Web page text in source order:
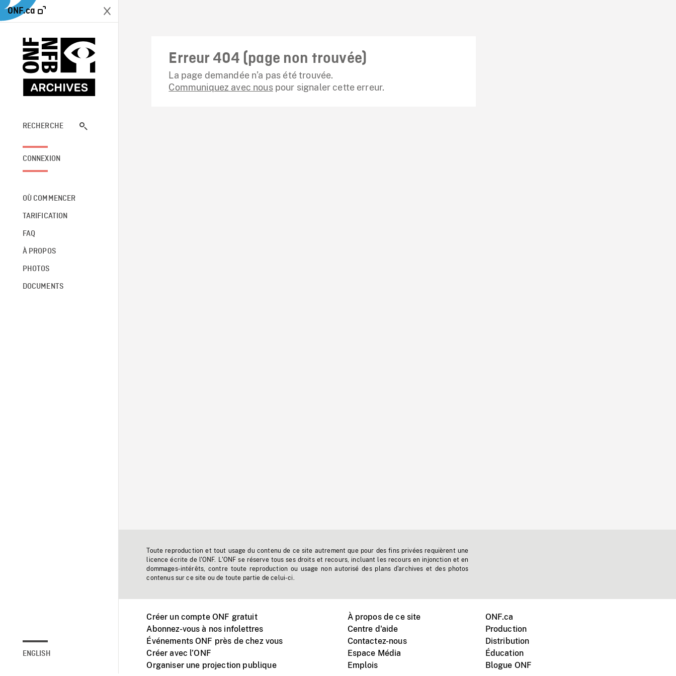
ONF.ca
RECHERCHE
CONNEXION
OÙ COMMENCER
TARIFICATION
FAQ
À PROPOS
PHOTOS
DOCUMENTS
ENGLISH
Erreur 404 (page non trouvée)
La page demandée n’a pas été trouvée.
Communiquez avec nouspour signaler cette erreur.
Toute reproduction et tout usage du contenu de ce site autrement que pour des fins privées requièrent une
licence écrite de l'ONF. L'ONF se réserve tous ses droits et recours, incluant les recours en injonction et en
dommages-intérêts, contre toute reproduction ou usage non autorisé des plans d'archives et des photos
contenus sur ce site ou de toute partie de celui-ci.
Créer un compte ONF gratuit
Abonnez-vous à nos infolettres
Événements ONF près de chez vous
Créer avec l’ONF
Organiser une projection publique
À propos de ce site
Centre d'aide
Contactez-nous
Espace Média
Emplois
ONF.ca
Production
Distribution
Éducation
Blogue ONF